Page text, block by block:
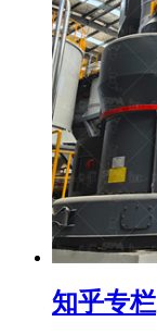
知乎专栏